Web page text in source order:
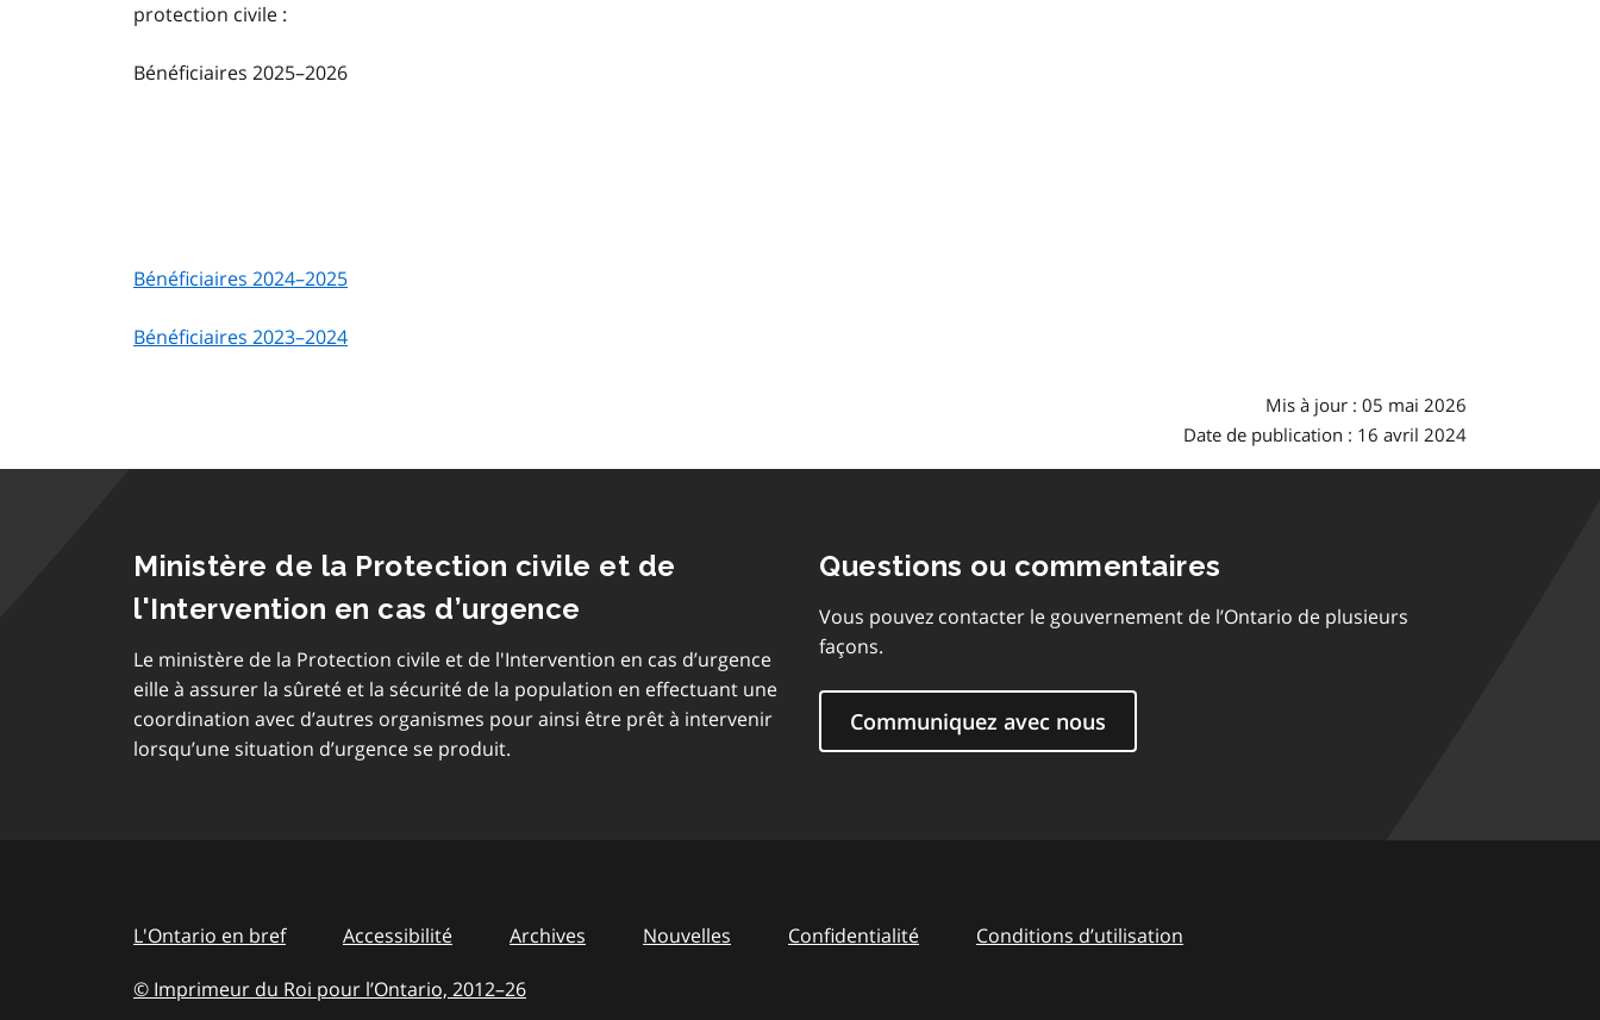
protection civile :
Bénéficiaires 2025–2026
Bénéficiaires 2024–2025
Bénéficiaires 2023–2024
Mis à jour : 05 mai 2026
Date de publication : 16 avril 2024
Ministère de la Protection civile et de
l'Intervention en cas d’urgence
Le ministère de la Protection civile et de l'Intervention en cas d’urgence
eille à assurer la sûreté et la sécurité de la population en effectuant une
coordination avec d’autres organismes pour ainsi être prêt à intervenir
lorsqu’une situation d’urgence se produit.
Questions ou commentaires
Vous pouvez contacter le gouvernement de l’Ontario de plusieurs
façons.
Communiquez avec nous
L'Ontario en bref Accessibilité Archives Nouvelles Confidentialité Conditions d’utilisation
© Imprimeur du Roi pour l’Ontario, 2012–to
26